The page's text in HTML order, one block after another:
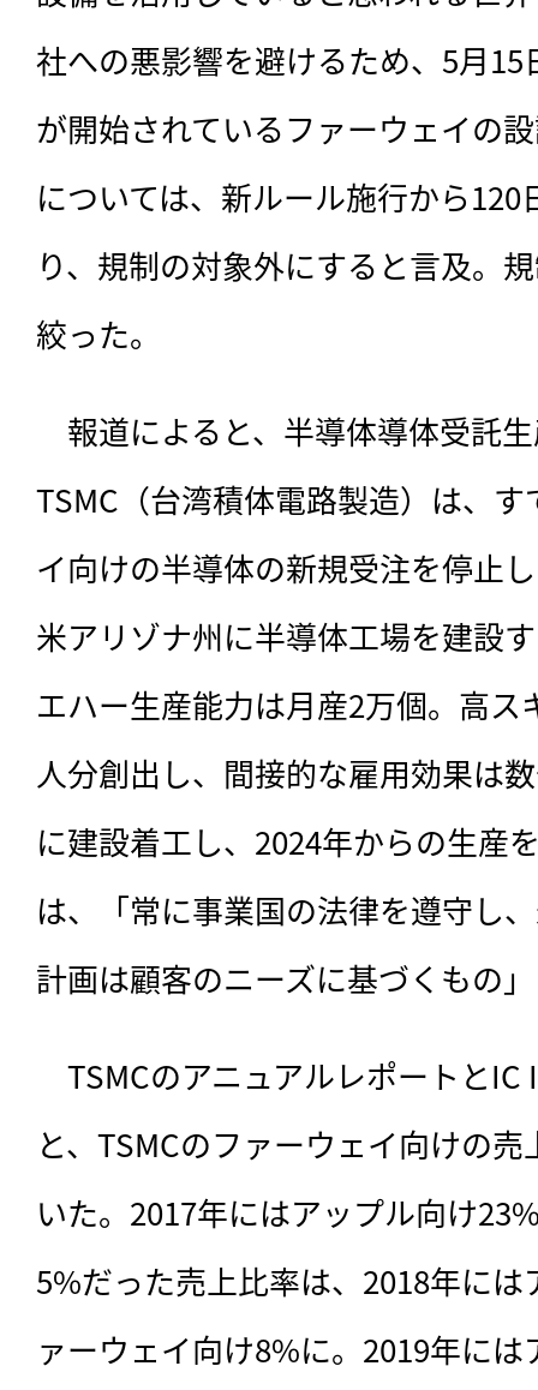
社への悪影響を避けるため、5月
が開始されているファーウェイの
については、新ルール施行から
り、規制の対象外にすると言及。
絞った。
報道によると、半導体導体受託
TSMC（台湾積体電路製造）は、
イ向けの半導体の新規受注を停止
米アリゾナ州に半導体工場を建設
エハー生産能力は月産2万個。高ス
人分創出し、間接的な雇用効果は
に建設着工し、2024年からの生産
は、「常に事業国の法律を遵守し
計画は顧客のニーズに基づくもの
TSMCのアニュアルレポートと
と、TSMCのファーウェイ向けの
いた。2017年にはアップル向け
5%だった売上比率は、2018年に
ァーウェイ向け8%に。2019年に